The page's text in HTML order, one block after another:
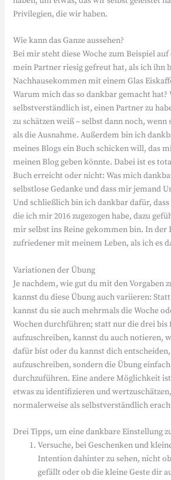
Privilegien, die wir haben.
Wie kann das Ganze aussehen?
Bei mir steht diese Woche zum Beispiel auf
mein Partner riesig gefreut hat, als ich ihn
Nachhausekommen mit einem Glas
Warum mich das so dankbar gemacht hat?
selbstverständlich ist, einen Partner zu
zu schätzen weiß – selbst dann noch, wenn
als die Ausnahme. Außerdem bin ich
meines Blogs ein Buch schicken will, das
meinen Blog geben könnte. Dabei ist es
Buch erreicht oder nicht: Was mich
selbstlose Gedanke und dass mir jemand
Und schließlich bin ich dankbar dafür,
die ich mir 2016 zugezogen habe, dazu
mir selbst ins Reine gekommen bin. In der
zufriedener mit meinem Leben, als ich es
Variationen der Übung
Je nachdem, wie gut du mit den Vorgaben
kannst du diese Übung auch variieren:
kannst du sie auch mehrmals die Woche
Wochen durchführen; statt nur die drei bis
aufzuschreiben, kannst du auch notieren,
dafür bist oder du kannst dich
aufzuschreiben, sondern die Übung
durchzuführen. Eine andere Möglichkeit
etwas zu identifizieren und
normalerweise als selbstverständlich
Drei Tipps, um eine dankbare Einstellung
Versuche, bei Geschenken und
Intention dahinter zu sehen, nicht
gefällt oder ob die kleine Geste dir